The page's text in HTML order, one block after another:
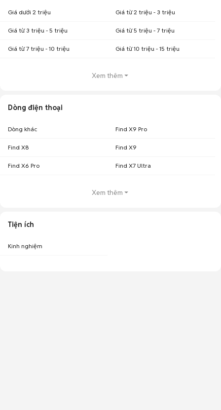
Giá dưới 2 triệu Giá từ 2 triệu - 3 triệu
Giá từ 3 triệu - 5 triệu Giá từ 5 triệu - 7 triệu
Giá từ 7 triệu - 10 triệu Giá từ 10 triệu - 15 triệu
Xem thêm
Dòng điện thoại
Dòng khác Find X9 Pro
Find X8 Find X9
Find X6 Pro Find X7 Ultra
Xem thêm
Tiện ích
Kinh nghiệm